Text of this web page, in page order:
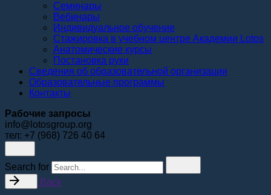
Семинары
Вебинары
Индивидуальное обучение
Стажировка в учебном центре Академии Lotos
Анатомические курсы
Постановка руки
Сведения об образовательной организации
Образовательные программы
Контакты
Рабочие запросы
info@lotosgroup.org
тел: +7 (968) 726 40 64
Search for
Back